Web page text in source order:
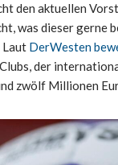
den aktuellen
was dieser gerne
Laut DerWesten
der
zwölf Millionen